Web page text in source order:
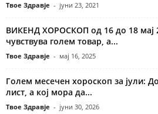
Твое Здравје - јуни 23, 2021
ВИКЕНД ХОРОСКОП од 16 до 18 мај
чувствува голем товар, а...
Твое Здравје - мај 16, 2025
Голем месечен хороскоп за јули:
лист, а кој мора да...
Твое Здравје - јуни 30, 2026